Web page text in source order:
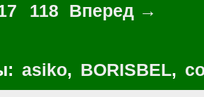
118 Вперед →
asiko, BORISBEL,